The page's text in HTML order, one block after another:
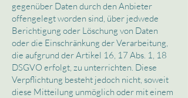
gegenüber Daten durch den Anbieter
offengelegt worden sind, über jedwede
Berichtigung oder Löschung von Daten
oder die Einschränkung der Verarbeitung,
die aufgrund der Artikel 16, 17 Abs. 1, 18
DSGVO erfolgt, zu unterrichten. Diese
Verpflichtung besteht jedoch nicht, soweit
diese Mitteilung unmöglich oder mit einem